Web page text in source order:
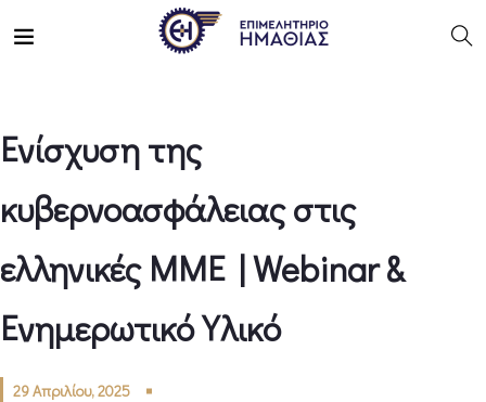
Ενίσχυση της
κυβερνοασφάλειας στις
ελληνικές ΜΜΕ | Webinar &
Ενημερωτικό Υλικό
29 Απριλίου, 2025